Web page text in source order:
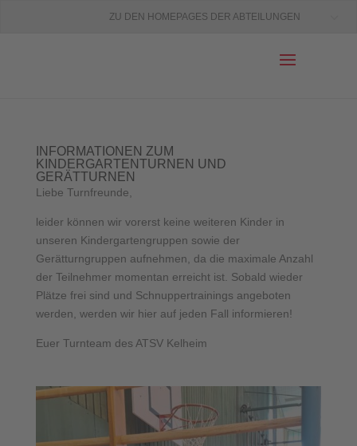
ZU DEN HOMEPAGES DER ABTEILUNGEN
INFORMATIONEN ZUM
KINDERGARTENTURNEN UND
GERÄTTURNEN
Liebe Turnfreunde,
leider können wir vorerst keine weiteren Kinder in
unseren Kindergartengruppen sowie der
Gerätturngruppen aufnehmen, da die maximale Anzahl
der Teilnehmer momentan erreicht ist. Sobald wieder
Plätze frei sind und Schnuppertrainings angeboten
werden, werden wir hier auf jeden Fall informieren!
Euer Turnteam des ATSV Kelheim